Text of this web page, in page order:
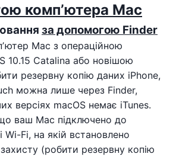
компʼютера Mac
за допомогою Finder
Mac з операційною
10.15 Catalina або новішою
резервну копію даних iPhone,
можна лише через Finder,
версіях macOS немає iTunes.
ваш Mac підключено до
Wi-Fi, на якій встановлено
(робити резервну копію